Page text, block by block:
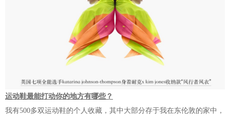
运动鞋最能打动你的地方有哪些？
我有500多双运动鞋的个人收藏，其中大部分存于我在东伦敦的家中，